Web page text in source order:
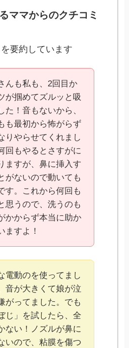
ママからのクチコミ
要約しています
んも私も、2回目か
が掴めてズルッと吸
た！音もないから、
も最初から怖がらず
りやらせてくれまし
回もやるとさすがに
ますが、鼻に挿入す
がないので動いても
す。これから何回も
思うので、洗うのも
かからず本当に助か
ますよ！
電動のを使ってまし
音が大きくて娘が泣
がってました。でも
じ」を試したら、全
ない！ノズルが鼻に
いので、粘膜を傷つ